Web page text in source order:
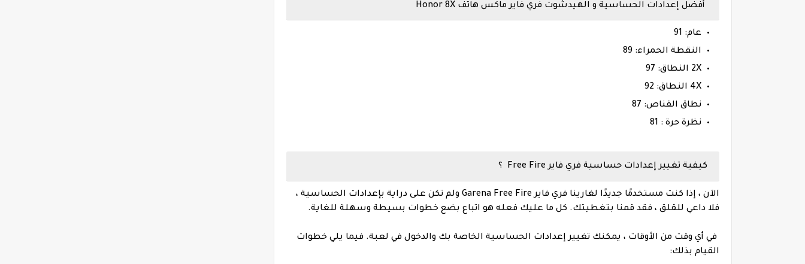
أفضل إعدادات الحساسية و الهيدشوت فري فاير ماكس هاتف Honor 8X
عام: 91
النقطة الحمراء: 89
2X النطاق: 97
4X النطاق: 92
نطاق القناص: 87
نظرة حرة : 81
كيفية تغيير إعدادات حساسية فري فاير Free Fire ؟
الآن ، إذا كنت مستخدمًا جديدًا لغارينا فري فاير Garena Free Fire ولم تكن على دراية بإعدادات الحساسية ،
فلا داعي للقلق ، فقد قمنا بتغطيتك. كل ما عليك فعله هو اتباع بضع خطوات بسيطة وسهلة للغاية.
في أي وقت من الأوقات ، يمكنك تغيير إعدادات الحساسية الخاصة بك والدخول في لعبة. فيما يلي خطوات
القيام بذلك: